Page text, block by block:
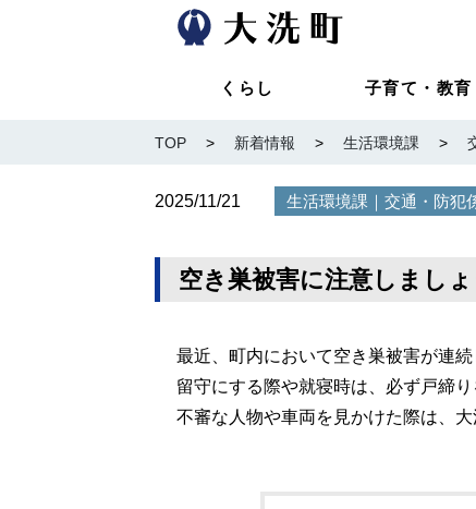
くらし 子育て・教育
TOP > 新着情報 > 生活環境課 >
2025/11/21 生活環境課 ｜ 交通・防犯
空き巣被害に注意しましょ
最近、町内において空き巣被害が連続
留守にする際や就寝時は、必ず戸締り
不審な人物や車両を見かけた際は、